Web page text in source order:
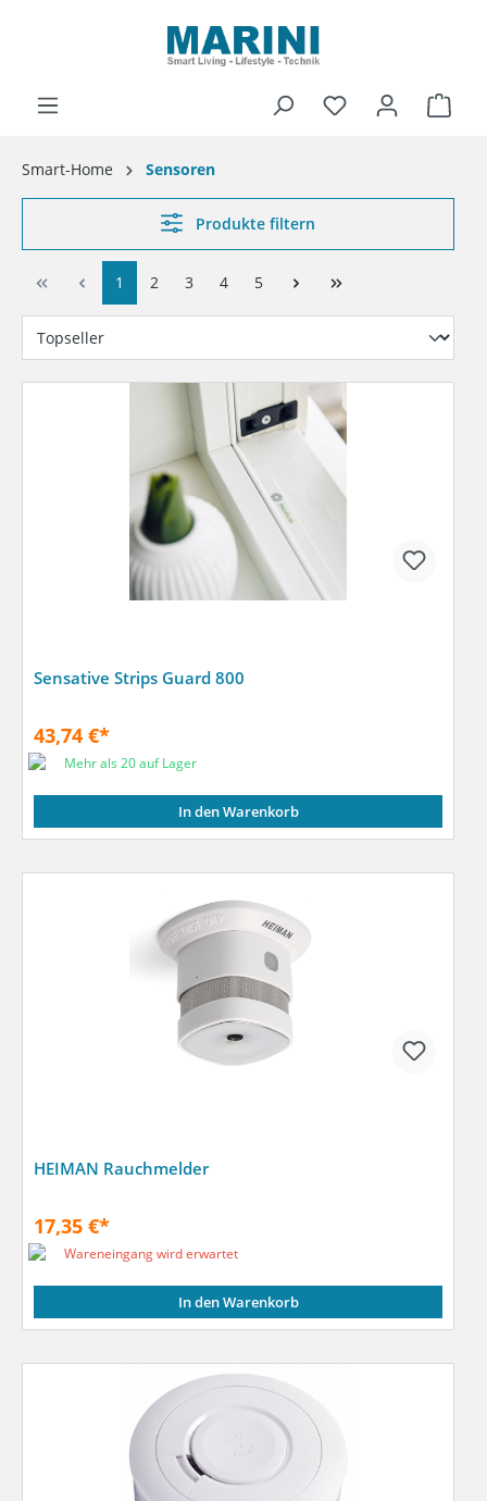
Smart-Home Sensoren
Produkte filtern
1 2 3 4 5
Sensative Strips Guard 800
43,74 €*
Mehr als 20 auf Lager
In den Warenkorb
HEIMAN Rauchmelder
17,35 €*
Wareneingang wird erwartet
In den Warenkorb